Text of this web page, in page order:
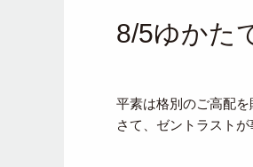
8/5ゆかた
平素は格別のご高配を
さて、ゼントラスト